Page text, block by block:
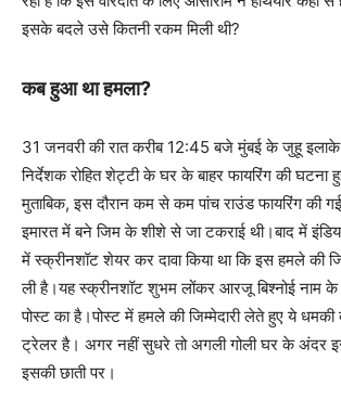
इसके बदले उसे कितनी रकम मिली थी?
कब हुआ था हमला?
31 जनवरी की रात करीब 12:45 बजे मुंबई के जुहू इलाके
निर्देशक रोहित शेट्टी के घर के बाहर फायरिंग की घटना
मुताबिक, इस दौरान कम से कम पांच राउंड फायरिंग की
इमारत में बने जिम के शीशे से जा टकराई थी।बाद में
में स्क्रीनशॉट शेयर कर दावा किया था कि इस हमले की
ली है।यह स्क्रीनशॉट शुभम लोंकर आरजू बिश्नोई नाम
पोस्ट का है।पोस्ट में हमले की जिम्मेदारी लेते हुए ये धमकी
ट्रेलर है। अगर नहीं सुधरे तो अगली गोली घर के अंदर
इसकी छाती पर।